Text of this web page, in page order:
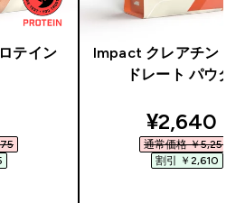
テイン
price
Impact クレアチン モ
ドレート パウダ
¥2,640‎
通常価格 ￥5,250‎
割引 ￥2,610‎